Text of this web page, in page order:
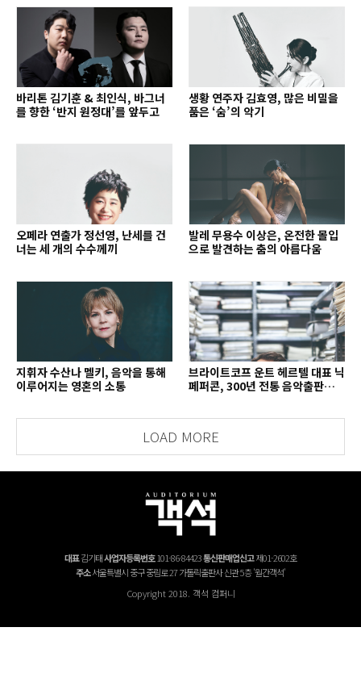
바리톤 김기훈 & 최인식, 바그너
를 향한 ‘반지 원정대’를 앞두고
생황 연주자 김효영, 많은 비밀을
품은 ‘숨’의 악기
오페라 연출가 정선영, 난세를 건
너는 세 개의 수수께끼
발레 무용수 이상은, 온전한 몰입
으로 발견하는 춤의 아름다움
지휘자 수산나 멜키, 음악을 통해
이루어지는 영혼의 소통
브라이트코프 운트 헤르텔 대표 닉
페퍼콘, 300년 전통 음악출판사의
LOAD MORE
대표김기태사업자등록번호101-86-84423통신판매업신고제01-2602호
주소서울특별시 중구 중림로 27 가톨릭출판사 신관 5층 '월간객석'
Copyright 2018. 객석 컴퍼니